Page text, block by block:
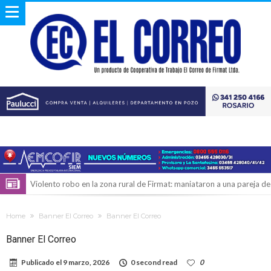
Violento robo en la zona rural de Firmat: maniataron a una pareja de
golosinas para agasajar a los niños en su día
Vuelve el básquet: este viernes arranca el Clausura con agenda
confirmada y planteles renovados
Güemes y Mariano Vera
Home Banner El Correo Banner El Correo
Banner El Correo
Publicado el 9 marzo, 2026 0 second read 0